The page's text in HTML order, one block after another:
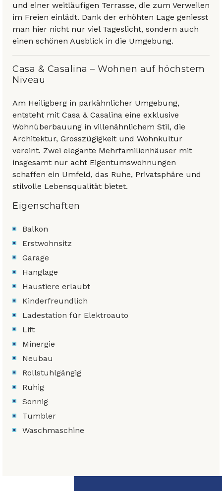
und einer weitläufigen Terrasse, die zum Verweilen
im Freien einlädt. Dank der erhöhten Lage geniesst
man hier nicht nur viel Tageslicht, sondern auch
einen schönen Ausblick in die Umgebung.
Casa & Casalina – Wohnen auf höchstem
Niveau
Am Heiligberg in parkähnlicher Umgebung,
entsteht mit Casa & Casalina eine exklusive
Wohnüberbauung in villenähnlichem Stil, die
Architektur, Grosszügigkeit und Wohnkultur
vereint. Zwei elegante Mehrfamilienhäuser mit
insgesamt nur acht Eigentumswohnungen
schaffen ein Umfeld, das Ruhe, Privatsphäre und
stilvolle Lebensqualität bietet.
Eigenschaften
Balkon
Erstwohnsitz
Garage
Hanglage
Haustiere erlaubt
Kinderfreundlich
Ladestation für Elektroauto
Lift
Minergie
Neubau
Rollstuhlgängig
Ruhig
Sonnig
Tumbler
Waschmaschine